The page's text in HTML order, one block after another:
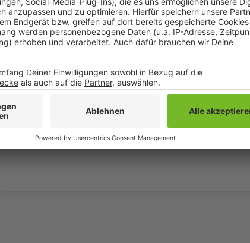
einzubetten. Dieser Service
Ihren Aktivitäten sammeln.
die Details durch und
Nutzung des Service zu,
Akzeptieren
powered byUsercentrics
Platform
Fünf für Carolin Kebekus
Anzeige